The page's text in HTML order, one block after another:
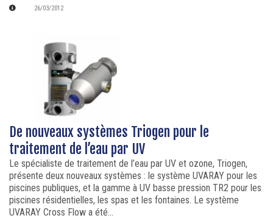
26/03/2012
De nouveaux systèmes Triogen pour le
traitement de l’eau par UV
Le spécialiste de traitement de l’eau par UV et ozone, Triogen,
présente deux nouveaux systèmes : le système UVARAY pour les
piscines publiques, et la gamme à UV basse pression TR2 pour les
piscines résidentielles, les spas et les fontaines. Le système
UVARAY Cross Flow a été...